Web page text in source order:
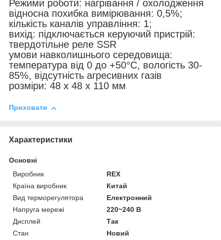
Режими роботи: нагрівання / охолодження
відносна похибка вимірювання: 0,5%;
кількість каналів управління: 1;
вихід: підключається керуючий пристрій:
твердотільне реле SSR
умови навколишнього середовища:
температура від 0 до +50°С, вологість 30-
85%, відсутність агресивних газів
розміри: 48 х 48 х 110 мм
Приховати
Характеристики
Основні
Виробник
REX
Країна виробник
Китай
Вид терморегулятора
Електронний
Напруга мережі
220~240 В
Дисплей
Так
Стан
Новий